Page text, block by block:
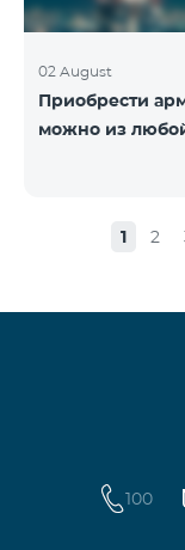
02 August
Приобрести
можно из
1 2
100